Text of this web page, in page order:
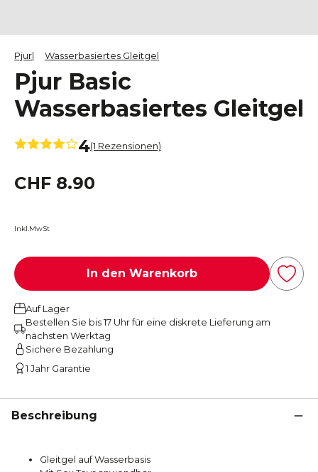
Pjur Wasserbasiertes Gleitgel
Pjur Basic
Wasserbasiertes Gleitgel
4(1 Rezensionen)
CHF 8.90
Inkl.MwSt
In den Warenkorb
Auf Lager
Bestellen Sie bis 17 Uhr für eine diskrete Lieferung am
nächsten Werktag
Sichere Bezahlung
1 Jahr Garantie
Beschreibung
Gleitgel auf Wasserbasis